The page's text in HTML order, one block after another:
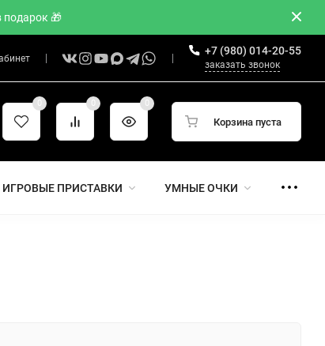
подарок 🎁
+7 (980) 014-20-55
заказать звонок
0 0 0
Корзина пуста
ИГРОВЫЕ ПРИСТАВКИ УМНЫЕ ОЧКИ